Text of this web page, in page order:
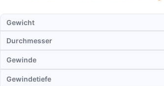
Gewicht
Durchmesser
Gewinde
Gewindetiefe